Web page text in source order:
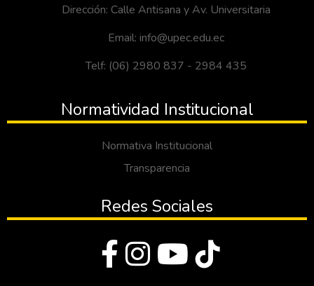
Dirección: Calle Antisana y Av. Universitaria
Email: info@upec.edu.ec
Telf: (06) 2980 837 - 2984 435
Normatividad Institucional
Normativa Institucional
Transparencia
Redes Sociales